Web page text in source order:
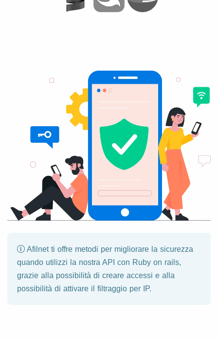
Afilnet ti offre metodi per migliorare la sicurezza
quando utilizzi la nostra API con Ruby on rails,
grazie alla possibilità di creare accessi e alla
possibilità di attivare il filtraggio per IP.